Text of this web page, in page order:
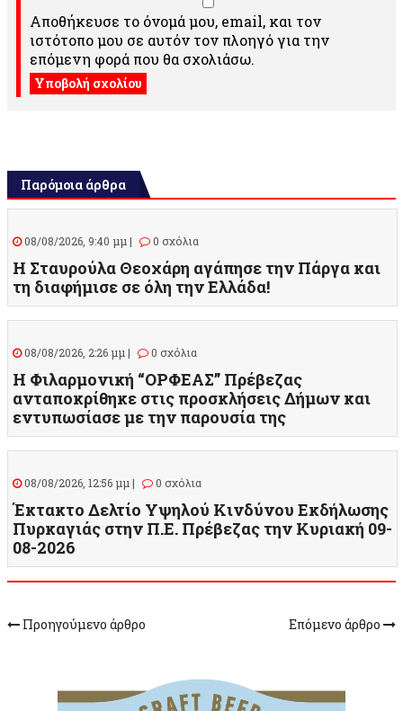
Αποθήκευσε το όνομά μου, email, και τον
ιστότοπο μου σε αυτόν τον πλοηγό για την
επόμενη φορά που θα σχολιάσω.
Παρόμοια άρθρα
08/08/2026, 9:40 μμ | 0 σχόλια
Η Σταυρούλα Θεοχάρη αγάπησε την Πάργα και
τη διαφήμισε σε όλη την Ελλάδα!
08/08/2026, 2:26 μμ | 0 σχόλια
Η Φιλαρμονική “ΟΡΦΕΑΣ” Πρέβεζας
ανταποκρίθηκε στις προσκλήσεις Δήμων και
εντυπωσίασε με την παρουσία της
08/08/2026, 12:56 μμ | 0 σχόλια
Έκτακτο Δελτίο Υψηλού Κινδύνου Εκδήλωσης
Πυρκαγιάς στην Π.Ε. Πρέβεζας την Κυριακή 09-
08-2026
Προηγούμενο άρθρο Επόμενο άρθρο